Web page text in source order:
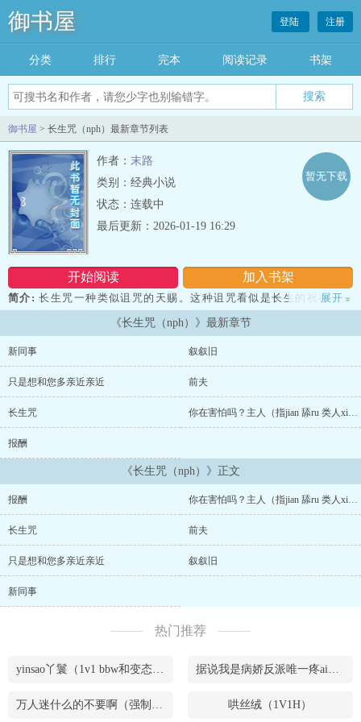
御书屋 登陆 注册
分类 排行 完本 阅读记录 书架
御书屋 > 长生咒（nph）最新章节列表
作者： 末路
类别：经典小说
状态：连载中
开始阅读 加入书架
暂无下载
最后更新：2026-01-19 16:29
简介: 长生咒一种类似诅咒的天赐。这种诅咒看似是长生的祝福，实
际上却是一种人为刻下的天道烙印。要刻下长生咒必须，献祭家族所
有的命脉换取一人长生，并且每一位都要是有大功德者，而活下去的
人，表面上看起来完好无缺，rou体和灵魂却都是残缺的，不完整的。
痛，随后伴随而来的就是灵魂撕碎的疼痛，结束之后天道会抽出一魂
一魄进行融合。直到刻画结束后受咒者，至此以后每动用一次长生咒
的符文，都将经历一次扒骨抽筋的疼痛，过度使用还会导致灵魂不
稳。受咒者不会生老病死，但也无法踏入lun回。当rou体极度痛苦之
时，只能将希望寄托快感，沉迷于欲海中，发出一声又一声压抑的喘
息，呢喃着痛苦的低语，很快又会被无尽的快感淹没。人物设定阮竹
语｜求生不能求死不得的言灵师｜自毁倾向很严重，死不了活的也不
脚筋，施以绞刑死亡。左脸处有烧伤，脖子上有绳子勒痕，两次叛主
弑主，一次杀头，另一次将脊骨抽出，目前是阮竹语的言灵。文亥｜
啃食，可以说话，没有伤到声带，但说的不多。化璟｜恶鬼怨灵｜死
的时候，被家人绑上石头，沉湖而死。珀真｜恶鬼怨灵｜死因｜生前
因自闭症，惨遭校园霸凌，好不容易克服考上大学之后，在19岁高考
的明星，最在意的就是自己的脸，在一次活动中被黑粉泼浓硫酸，右
合全部洁处党。2.女主有很严重的自毁倾向，但是就是死不了。3.本
一方，这是它们的命，改不了也不会改。5.有人看就更，没人看就摆
展开 »
《长生咒（nph）》最新章节
新同事 叙叙旧
只是想和您多亲近亲近 前夫
长生咒 你在害怕吗？主人（指jian 舔ru 类人xing器 宫内shejing 成节）
报酬
《长生咒（nph）》正文
报酬 你在害怕吗？主人（指jian 舔ru 类人xing器 宫内shejing 成节）
长生咒 前夫
只是想和您多亲近亲近 叙叙旧
新同事
热门推荐
yinsao丫鬟（1v1 bbw和变态腹黑男） 据说我是病娇反派唯一疼ai的妹妹（兄妹骨）
万人迷什么的不要啊（强制NPH） 哄丝绒（1V1H）